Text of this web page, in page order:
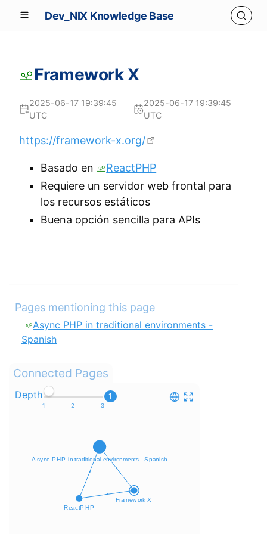
Dev_NIX Knowledge Base
Framework X
2025-06-17 19:39:45
UTC
2025-06-17 19:39:45
UTC
https://framework-x.org/
Basado en
ReactPHP
Requiere un servidor web frontal para
los recursos estáticos
Buena opción sencilla para APIs
Connected Pages
Depth 1
Pages mentioning this page
Async PHP in traditional environments -
Spanish